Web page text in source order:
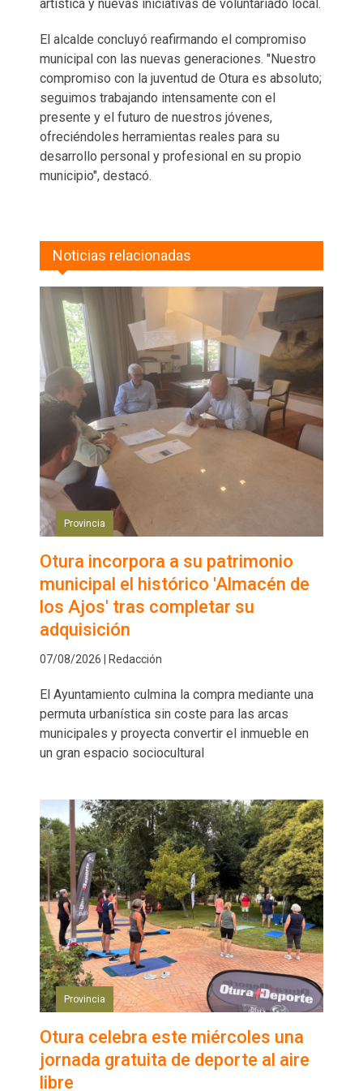
artística y nuevas iniciativas de voluntariado local.
El alcalde concluyó reafirmando el compromiso
municipal con las nuevas generaciones. "Nuestro
compromiso con la juventud de Otura es absoluto;
seguimos trabajando intensamente con el
presente y el futuro de nuestros jóvenes,
ofreciéndoles herramientas reales para su
desarrollo personal y profesional en su propio
municipio", destacó.
Noticias relacionadas
Provincia
Otura incorpora a su patrimonio
municipal el histórico 'Almacén de
los Ajos' tras completar su
adquisición
07/08/2026 | Redacción
El Ayuntamiento culmina la compra mediante una
permuta urbanística sin coste para las arcas
municipales y proyecta convertir el inmueble en
un gran espacio sociocultural
Provincia
Otura celebra este miércoles una
jornada gratuita de deporte al aire
libre